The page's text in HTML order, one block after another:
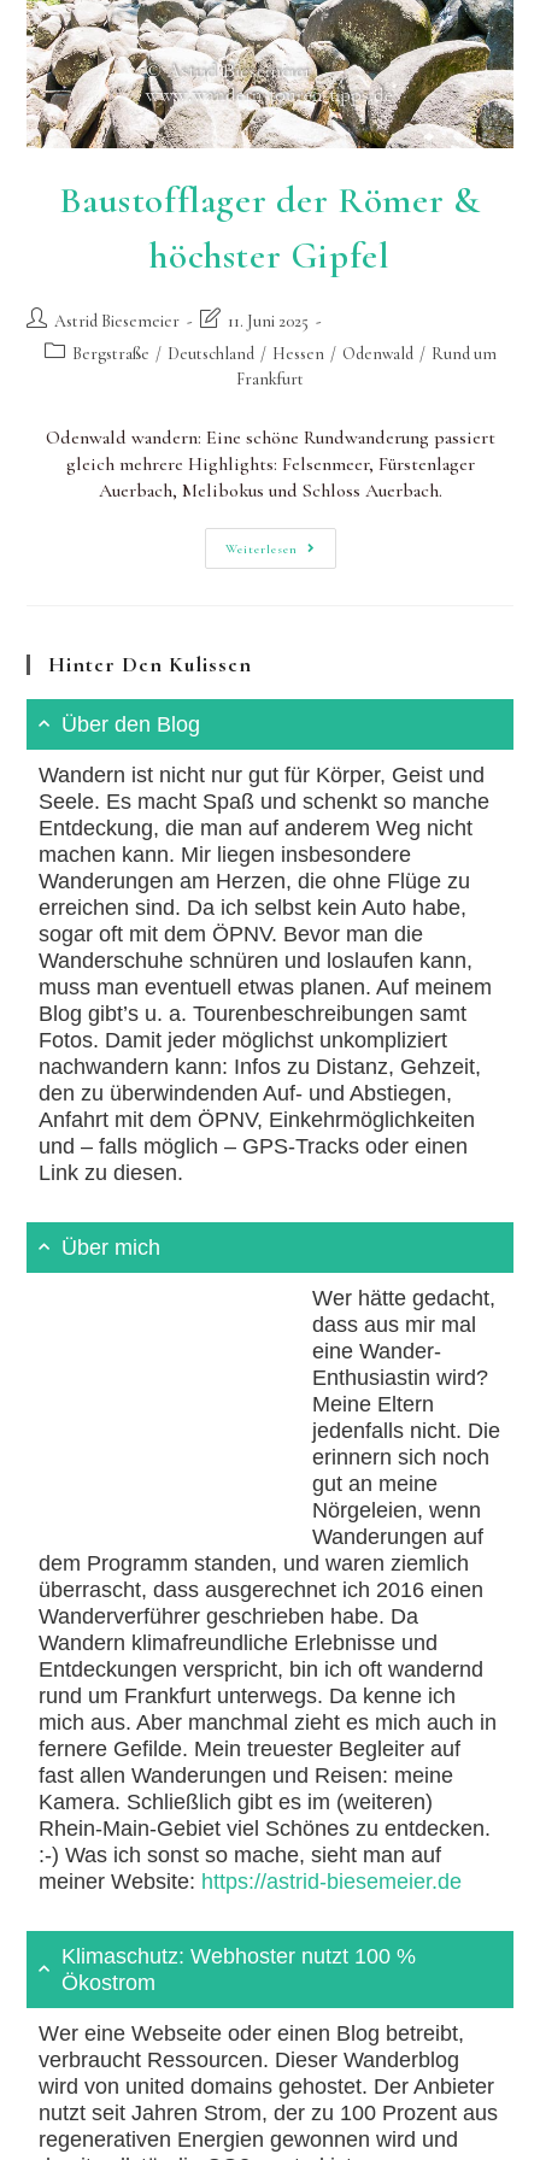
Baustofflager der Römer &
höchster Gipfel
Beitrags-
Autor:
Astrid Biesemeier
Beitrag
zuletzt
geändert
11. Juni 2025
Beitrags-Bergstraße / Deutschland / Hessen / Odenwald / Rund um
Frankfurt
Odenwald wandern: Eine schöne Rundwanderung passiert
gleich mehrere Highlights: Felsenmeer, Fürstenlager
Auerbach, Melibokus und Schloss Auerbach.
Weiterlesen
Baustofflager
Der
Hinter Den Kulissen
Über den Blog
Wandern ist nicht nur gut für Körper, Geist und
Seele. Es macht Spaß und schenkt so manche
Entdeckung, die man auf anderem Weg nicht
machen kann. Mir liegen insbesondere
Wanderungen am Herzen, die ohne Flüge zu
erreichen sind. Da ich selbst kein Auto habe,
sogar oft mit dem ÖPNV. Bevor man die
Wanderschuhe schnüren und loslaufen kann,
muss man eventuell etwas planen. Auf meinem
Blog gibt’s u. a. Tourenbeschreibungen samt
Fotos. Damit jeder möglichst unkompliziert
nachwandern kann: Infos zu Distanz, Gehzeit,
den zu überwindenden Auf- und Abstiegen,
Anfahrt mit dem ÖPNV, Einkehrmöglichkeiten
und – falls möglich – GPS-Tracks oder einen
Link zu diesen.
Über mich
Wer hätte gedacht,
dass aus mir mal
eine Wander-
Enthusiastin wird?
Meine Eltern
jedenfalls nicht. Die
erinnern sich noch
gut an meine
Nörgeleien, wenn
Wanderungen auf
dem Programm standen, und waren ziemlich
überrascht, dass ausgerechnet ich 2016 einen
Wanderverführer geschrieben habe. Da
Wandern klimafreundliche Erlebnisse und
Entdeckungen verspricht, bin ich oft wandernd
rund um Frankfurt unterwegs. Da kenne ich
mich aus. Aber manchmal zieht es mich auch in
fernere Gefilde. Mein treuester Begleiter auf
fast allen Wanderungen und Reisen: meine
Kamera. Schließlich gibt es im (weiteren)
Rhein-Main-Gebiet viel Schönes zu entdecken.
:-) Was ich sonst so mache, sieht man auf
meiner Website: https://astrid-biesemeier.de
Klimaschutz: Webhoster nutzt 100 %
Ökostrom
Wer eine Webseite oder einen Blog betreibt,
verbraucht Ressourcen. Dieser Wanderblog
wird von united domains gehostet. Der Anbieter
nutzt seit Jahren Strom, der zu 100 Prozent aus
regenerativen Energien gewonnen wird und